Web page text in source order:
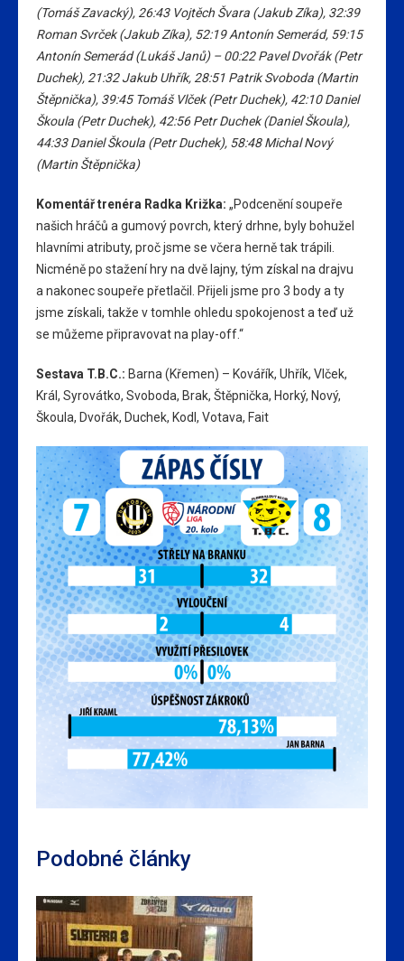
(Tomáš Zavacký), 26:43 Vojtěch Švara (Jakub Zíka), 32:39
Roman Svrček (Jakub Zíka), 52:19 Antonín Semerád, 59:15
Antonín Semerád (Lukáš Janů)–00:22 Pavel Dvořák (Petr
Duchek), 21:32 Jakub Uhřík, 28:51 Patrik Svoboda (Martin
Štěpnička), 39:45 Tomáš Vlček (Petr Duchek), 42:10 Daniel
Škoula (Petr Duchek), 42:56 Petr Duchek (Daniel Škoula),
44:33 Daniel Škoula (Petr Duchek), 58:48 Michal Nový
(Martin Štěpnička)
Komentář trenéra Radka Križka: „Podcenění soupeře
našich hráčů a gumový povrch, který drhne, byly bohužel
hlavními atributy, proč jsme se včera herně tak trápili.
Nicméně po stažení hry na dvě lajny, tým získal na drajvu
a nakonec soupeře přetlačil. Přijeli jsme pro 3 body a ty
jsme získali, takže v tomhle ohledu spokojenost a teď už
se můžeme připravovat na play-off.“
Sestava T.B.C.: Barna (Křemen) – Kovářík, Uhřík, Vlček,
Král, Syrovátko, Svoboda, Brak, Štěpnička, Horký, Nový,
Škoula, Dvořák, Duchek, Kodl, Votava, Fait
Podobné články